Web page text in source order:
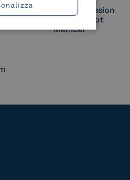
European Commission
Large Scale Pilot
Member